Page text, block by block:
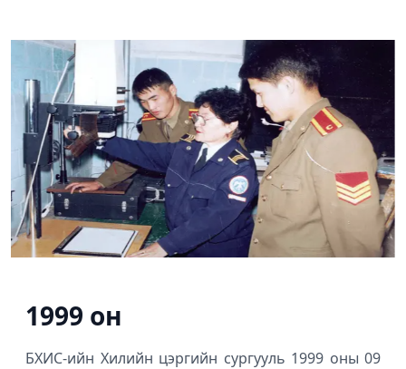
1999 он
БХИС-ийн Хилийн цэргийн сургууль 1999 оны 09